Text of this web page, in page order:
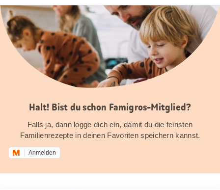
Halt! Bist du schon Famigros-Mitglied?
Falls ja, dann logge dich ein, damit du die feinsten
Familienrezepte in deinen Favoriten speichern kannst.
Anmelden